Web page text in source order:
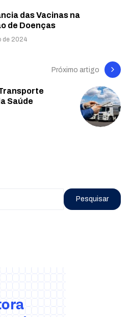
das Vacinas na
de Doenças
de 2024
Próximo artigo
Saúde
Pesquisar